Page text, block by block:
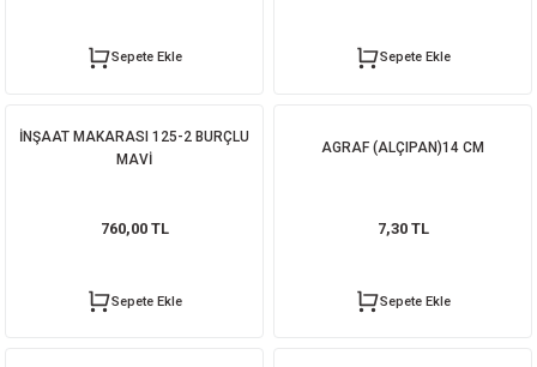
Sepete Ekle Sepete Ekle
İNŞAAT MAKARASI 125-2 BURÇLU
MAVİ
760,00 TL
Sepete Ekle
AGRAF (ALÇIPAN)14 CM
7,30 TL
Sepete Ekle